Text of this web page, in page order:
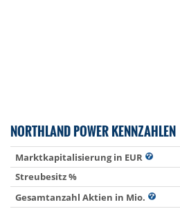
NORTHLAND POWER KENNZAHLEN
Marktkapitalisierung in EUR
Streubesitz %
Gesamtanzahl Aktien in Mio.